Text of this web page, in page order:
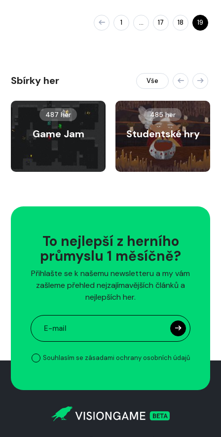
1 … 17 18 19
Sbírky her Vše
487 her
Game Jam
485 her
Studentské hry
To nejlepší z herního
průmyslu 1 měsíčně?
Přihlašte se k našemu newsletteru a my vám
zašleme přehled nejzajímavějších článků a
nejlepších her.
Souhlasím se zásadami ochrany osobních údajů